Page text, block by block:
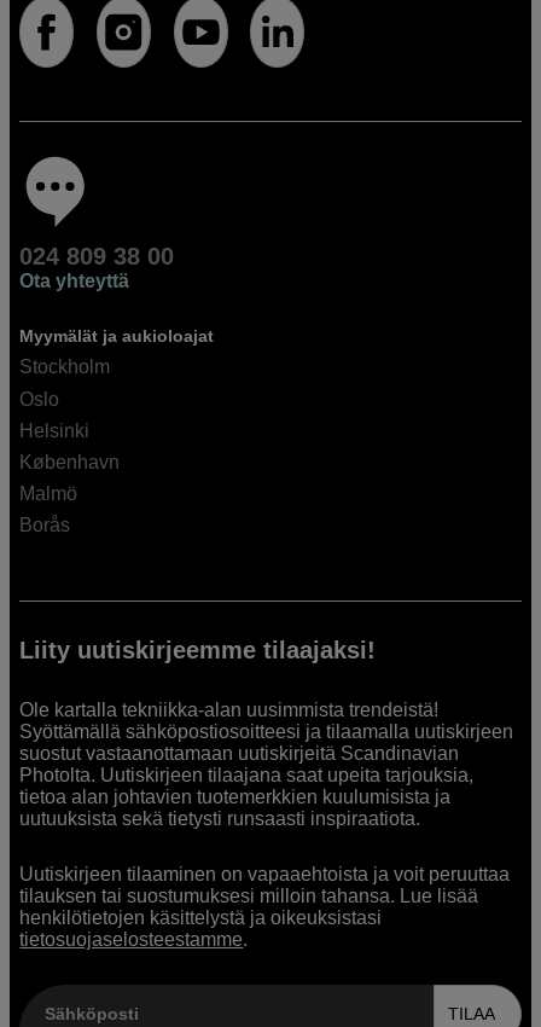
024 809 38 00
Ota yhteyttä
Myymälät ja aukioloajat
Stockholm
Oslo
Helsinki
København
Malmö
Borås
Liity uutiskirjeemme tilaajaksi!
Ole kartalla tekniikka-alan uusimmista trendeistä!
Syöttämällä sähköpostiosoitteesi ja tilaamalla uutiskirjeen
suostut vastaanottamaan uutiskirjeitä Scandinavian
Photolta. Uutiskirjeen tilaajana saat upeita tarjouksia,
tietoa alan johtavien tuotemerkkien kuulumisista ja
uutuuksista sekä tietysti runsaasti inspiraatiota.
Uutiskirjeen tilaaminen on vapaaehtoista ja voit peruuttaa
tilauksen tai suostumuksesi milloin tahansa. Lue lisää
henkilötietojen käsittelystä ja oikeuksistasi
tietosuojaselosteestamme.
Sähköposti TILAA